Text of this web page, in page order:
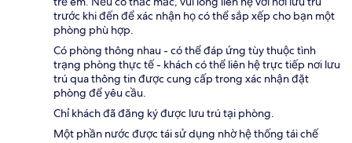
trước khi đến để xác nhận họ có thể sắp xếp cho bạn một
phòng phù hợp.
Có phòng thông nhau - có thể đáp ứng tùy thuộc tình
trạng phòng thực tế - khách có thể liên hệ trực tiếp nơi lưu
trú qua thông tin được cung cấp trong xác nhận đặt
phòng để yêu cầu.
Chỉ khách đã đăng ký được lưu trú tại phòng.
Một phần nước được tái sử dụng nhờ hệ thống tái chế